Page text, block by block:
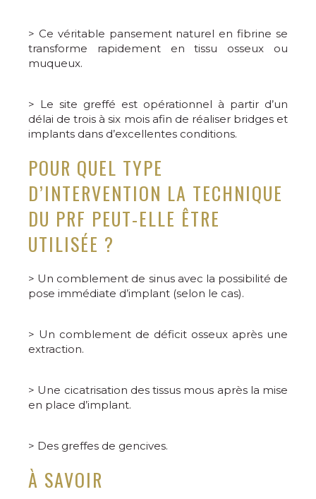
> Ce véritable pansement naturel en fibrine se
transforme rapidement en tissu osseux ou
muqueux.
> Le site greffé est opérationnel à partir d’un
délai de trois à six mois afin de réaliser bridges et
implants dans d’excellentes conditions.
POUR QUEL TYPE
D’INTERVENTION LA TECHNIQUE
DU PRF PEUT-ELLE ÊTRE
UTILISÉE ?
> Un comblement de sinus avec la possibilité de
pose immédiate d’implant (selon le cas).
> Un comblement de déficit osseux après une
extraction.
> Une cicatrisation des tissus mous après la mise
en place d’implant.
> Des greffes de gencives.
À SAVOIR